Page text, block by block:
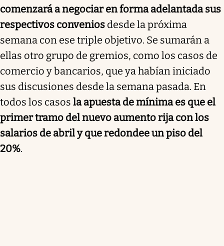
comenzará a negociar en forma adelantada sus
respectivos convenios desde la próxima
semana con ese triple objetivo. Se sumarán a
ellas otro grupo de gremios, como los casos de
comercio y bancarios, que ya habían iniciado
sus discusiones desde la semana pasada. En
todos los casos la apuesta de mínima es que el
primer tramo del nuevo aumento rija con los
salarios de abril y que redondee un piso del
20%.